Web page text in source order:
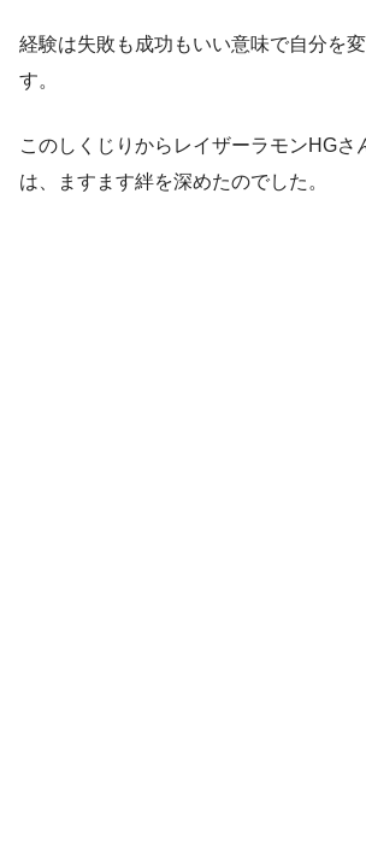
経験は失敗も成功もいい意味で自分を
す。
このしくじりからレイザーラモンHGさ
は、ますます絆を深めたのでした。